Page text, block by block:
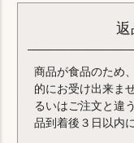
商品が食品のため
的にお受け出来ま
るいはご注文と違
品到着後３日以内